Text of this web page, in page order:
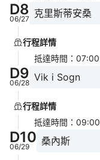
D8
06/27 克里斯蒂安桑
行程詳情
抵達時間 ： 07:00
D9
06/28 Vik i Sogn
行程詳情
抵達時間 ： 09:00
D10
06/29 桑內斯